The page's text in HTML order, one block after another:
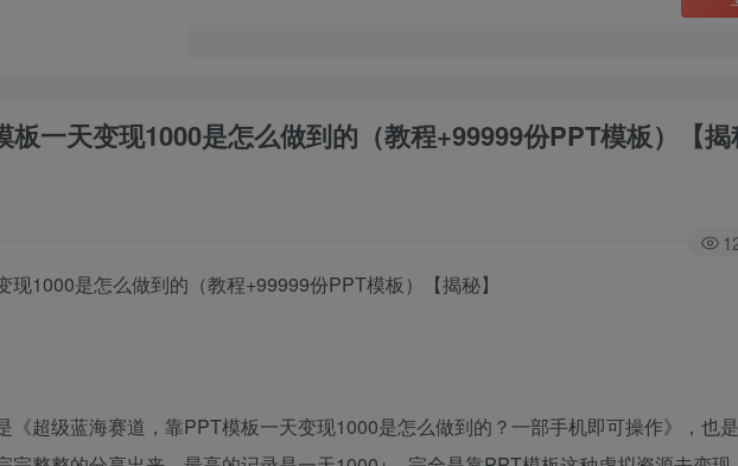
板一天变现1000是怎么做到的（教程+99999份PPT模板）【
1000是怎么做到的（教程+99999份PPT模板）【揭秘】
《超级蓝海赛道，靠PPT模板一天变现1000是怎么做到的？一部手机即可操作》，也